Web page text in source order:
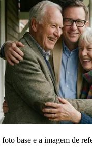
base e a imagem de